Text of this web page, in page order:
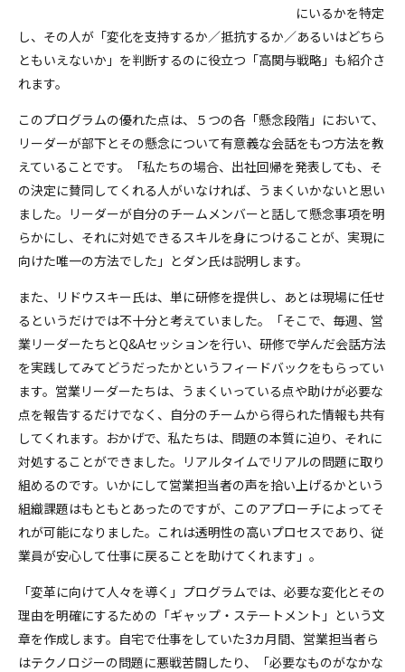
にいるかを特定
し、その人が「変化を支持するか／抵抗するか／あるいはどちら
ともいえないか」を判断するのに役立つ「高関与戦略」も紹介さ
れます。
このプログラムの優れた点は、５つの各「懸念段階」において、
リーダーが部下とその懸念について有意義な会話をもつ方法を教
えていることです。「私たちの場合、出社回帰を発表しても、そ
の決定に賛同してくれる人がいなければ、うまくいかないと思い
ました。リーダーが自分のチームメンバーと話して懸念事項を明
らかにし、それに対処できるスキルを身につけることが、実現に
向けた唯一の方法でした」とダン氏は説明します。
また、リドウスキー氏は、単に研修を提供し、あとは現場に任せ
るというだけでは不十分と考えていました。「そこで、毎週、営
業リーダーたちとQ&Aセッションを行い、研修で学んだ会話方法
を実践してみてどうだったかというフィードバックをもらってい
ます。営業リーダーたちは、うまくいっている点や助けが必要な
点を報告するだけでなく、自分のチームから得られた情報も共有
してくれます。おかげで、私たちは、問題の本質に迫り、それに
対処することができました。リアルタイムでリアルの問題に取り
組めるのです。いかにして営業担当者の声を拾い上げるかという
組織課題はもともとあったのですが、このアプローチによってそ
れが可能になりました。これは透明性の高いプロセスであり、従
業員が安心して仕事に戻ることを助けてくれます」。
「変革に向けて人々を導く」プログラムでは、必要な変化とその
理由を明確にするための「ギャップ・ステートメント」という文
章を作成します。自宅で仕事をしていた3カ月間、営業担当者ら
はテクノロジーの問題に悪戦苦闘したり、「必要なものがなかな